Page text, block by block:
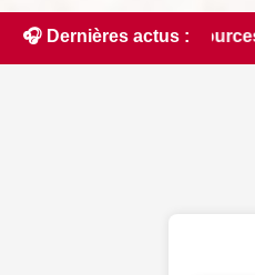
🎧 Dernières actus :
dans le Cher : la